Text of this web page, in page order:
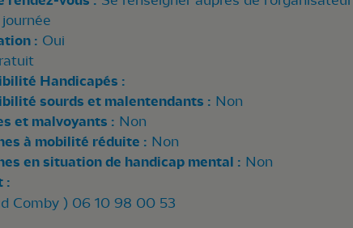
journée
: Oui
Handicapés :
sourds et malentendants : Non
et malvoyants : Non
à mobilité réduite : Non
en situation de handicap mental : Non
:
Comby ) 06 10 98 00 53